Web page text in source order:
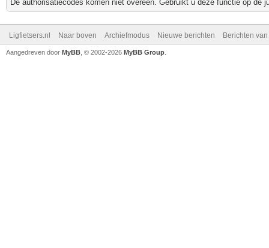
De authorisatiecodes komen niet overeen. Gebruikt u deze functie op de
Ligfietsers.nl Naar boven Archiefmodus Nieuwe berichten Berichten
Aangedreven door MyBB , © 2002-2026 MyBB Group